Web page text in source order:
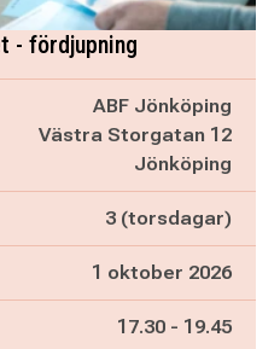
- fördjupning
ABF Jönköping
Västra Storgatan 12
Jönköping
3 (torsdagar)
1 oktober 2026
Pågår mellan
17.30 - och
19.45